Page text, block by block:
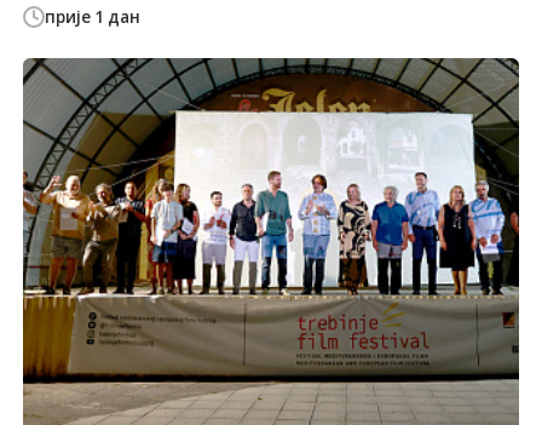
прије 1 дан